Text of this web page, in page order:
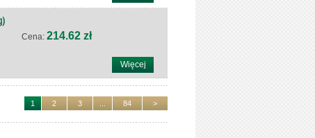
Cena: 214.62 zł
Więcej
1 2 3 84 >